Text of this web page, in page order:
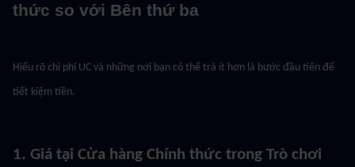
thức so với Bên thứ ba
Hiểu rõ chi phí UC và những nơi bạn có thể trả ít hơn là bước đầu tiên để
tiết kiệm tiền.
1. Giá tại Cửa hàng Chính thức trong Trò chơi